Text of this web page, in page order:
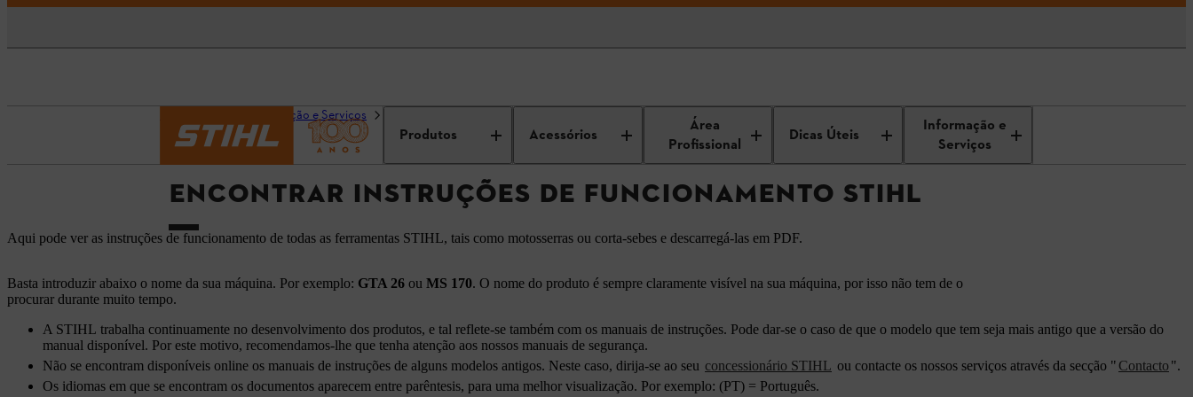
Produtos Acessórios
Área
Profissional
Dicas Úteis
Informação e
Serviços
Informação e Serviços
ENCONTRAR INSTRUÇÕES DE FUNCIONAMENTO STIHL
Aqui pode ver as instruções de funcionamento de todas as ferramentas STIHL, tais como motosserras ou corta-sebes e descarregá-las em PDF.
Basta introduzir abaixo o nome da sua máquina. Por exemplo: GTA 26 ou MS 170. O nome do produto é sempre claramente visível na sua máquina, por isso não tem de o
procurar durante muito tempo.
A STIHL trabalha continuamente no desenvolvimento dos produtos, e tal reflete-se também com os manuais de instruções. Pode dar-se o caso de que o modelo que tem seja mais antigo que a versão do
manual disponível. Por este motivo, recomendamos-lhe que tenha atenção aos nossos manuais de segurança.
Não se encontram disponíveis online os manuais de instruções de alguns modelos antigos. Neste caso, dirija-se ao seu concessionário STIHL ou contacte os nossos serviços através da secção " Contacto ".
Os idiomas em que se encontram os documentos aparecem entre parêntesis, para uma melhor visualização. Por exemplo: (PT) = Português.